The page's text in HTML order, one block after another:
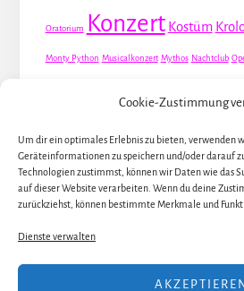
Cookie-Zustimmung
Um dir ein optimales Erlebnis zu bieten, verwenden
Geräteinformationen zu speichern und/oder darauf
Technologien zustimmst, können wir Daten wie das
auf dieser Website verarbeiten. Wenn du deine
zurückziehst, können bestimmte Merkmale und
Dienste verwalten
Oratorium Konzert Kostüm
Monty Python Musicalkonzert Mythos Nachtclub
Dirie Weltpremiere
ALLE KÜNSTLER /